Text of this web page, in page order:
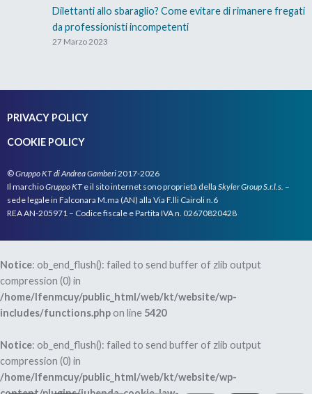
un’eventuale Asta Giudiziaria.
Di solito tra la notifica del pignoramento e la prima
un paio d’anni.
puoi stimare che ci vorrà un altro anno prima di
trovarti con la tua casa all’Asta.
Se, invece, la tua abitazione NON è stata ancora
In conseguenza di ciò ti puoi organizzare con largo
anticipo per costruire una strategia in grado di
risolvere i tuoi problemi con i tuoi creditori.
Poi, è anche una questione di costi… estinguere
un’ipoteca ha un costo (sempre che non si utilizzi per
Dilettanti allo sbaraglio? Come evitare di rimanere fregati
da professionisti incompetenti
27 Marzo 2023
PRIVACY POLICY
COOKIE POLICY
©Gruppo KT di Andrea Gamberi2017-2026
Il marchioGruppo KT e il sito internet sono proprietà della Skyler Group S.r.l.s. –
sede legale in Falconara M.ma (AN) alla Via F.lli Cairoli n.6
REA AN-205971 – Codice fiscale e Partita IVA n. 02670820428
Notice: ob_end_flush(): failed to send buffer of zlib output
compression (0) in
/home/lfenmcuy/public_html/web/kt/website/wp-
includes/functions.php on line 5420
Notice: ob_end_flush(): failed to send buffer of zlib output
compression (0) in
/home/lfenmcuy/public_html/web/kt/website/wp-